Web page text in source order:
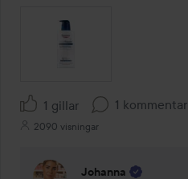
1 gillar 1 kommentar
2090 visningar
Johanna